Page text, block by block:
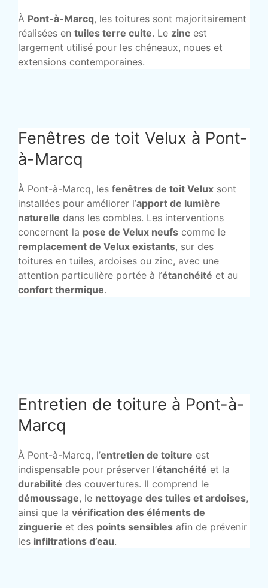
À Pont-à-Marcq, les toitures sont majoritairement
réalisées en tuiles terre cuite. Le zinc est
largement utilisé pour les chéneaux, noues et
extensions contemporaines.
Fenêtres de toit Velux à Pont-
à-Marcq
À Pont-à-Marcq, les fenêtres de toit Velux sont
installées pour améliorer l’apport de lumière
naturelle dans les combles. Les interventions
concernent la pose de Velux neufs comme le
remplacement de Velux existants, sur des
toitures en tuiles, ardoises ou zinc, avec une
attention particulière portée à l’étanchéité et au
confort thermique.
Entretien de toiture à Pont-à-
Marcq
À Pont-à-Marcq, l’entretien de toiture est
indispensable pour préserver l’étanchéité et la
durabilité des couvertures. Il comprend le
démoussage, le nettoyage des tuiles et ardoises,
ainsi que la vérification des éléments de
zinguerie et des points sensibles afin de prévenir
les infiltrations d’eau.